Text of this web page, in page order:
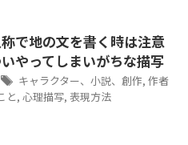
で地の文を書く時は注意
やってしまいがちな描写
キャラクター、小説、創作, 作者
と, 心理描写, 表現方法